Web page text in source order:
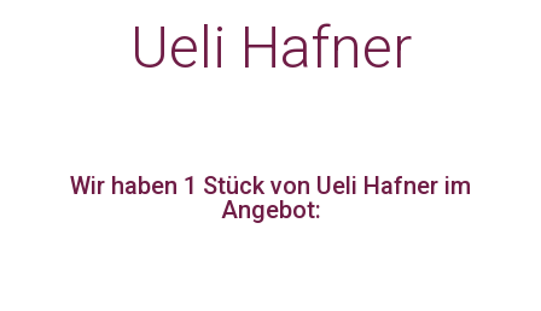
Ueli Hafner
Wir haben 1 Stück von Ueli Hafner im
Angebot: